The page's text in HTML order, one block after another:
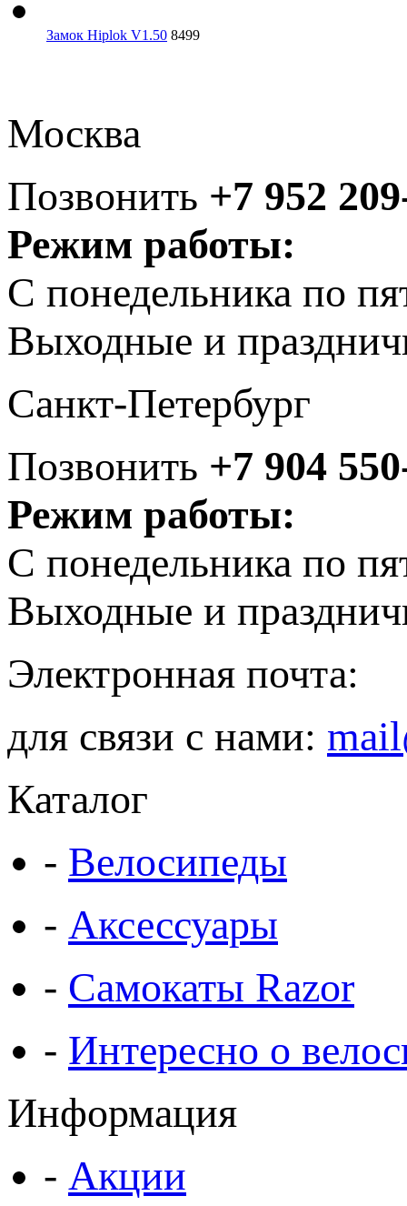
Замок Hiplok V1.50 8499
Москва
Позвонить +7 952
Режим работы:
С понедельника по
Выходные и
Санкт-Петербург
Позвонить +7 904
Режим работы:
С понедельника по
Выходные и
Электронная почта:
для связи с нами:
Каталог
- Велосипеды
- Аксессуары
- Самокаты Razor
- Интересно о
Информация
- Акции